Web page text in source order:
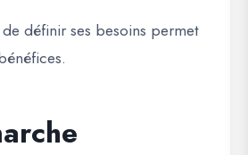
définir ses besoins permet